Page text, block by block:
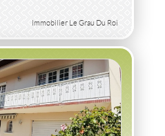
Immobilier Le Grau Du Roi
( Jardin305m2)